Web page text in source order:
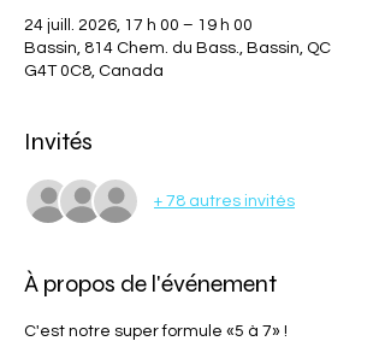
24 juill. 2026, 17 h 00 – 19 h 00
Bassin, 814 Chem. du Bass., Bassin, QC
G4T 0C8, Canada
Invités
+ 78 autres invités
À propos de l'événement
C'est notre super formule «5 à 7» !